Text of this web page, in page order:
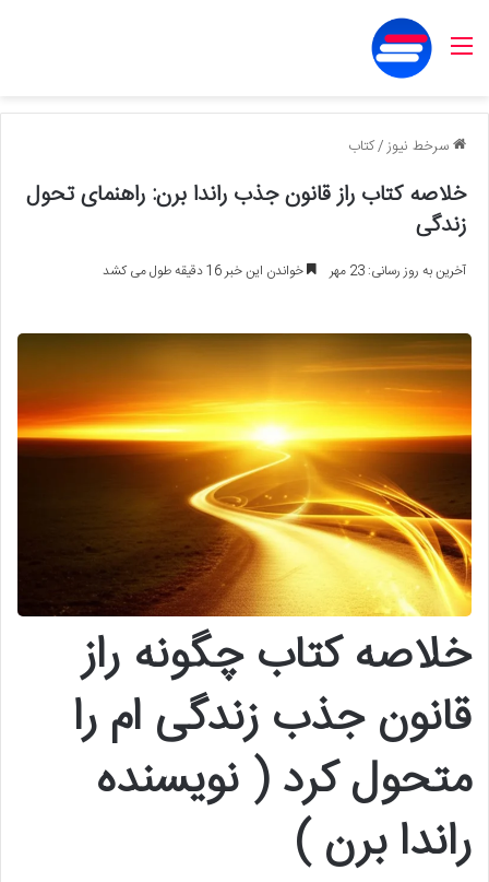
منو
سرخط نیوز/کتاب
خلاصه کتاب راز قانون جذب راندا برن: راهنمای تحول
زندگی
آخرین به روز رسانی: 23 مهر خواندن این خبر 16 دقیقه طول می کشد
خلاصه کتاب چگونه راز
قانون جذب زندگی ام را
متحول کرد ( نویسنده
راندا برن )